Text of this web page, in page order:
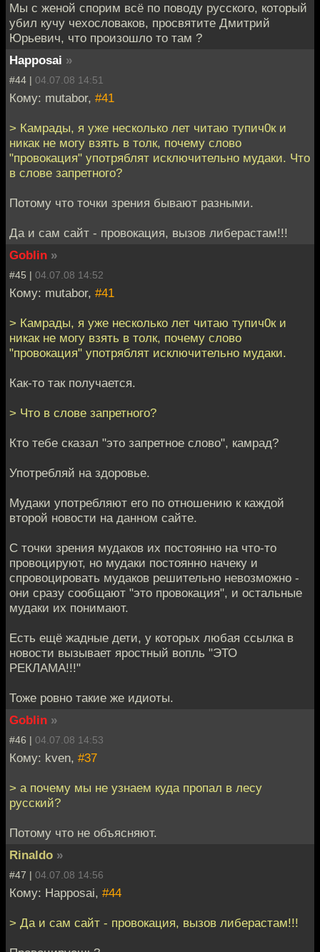
Мы с женой спорим всё по поводу русского, который
убил кучу чехословаков, просвятите Дмитрий
Юрьевич, что произошло то там ?
Happosai »
#44 | 04.07.08 14:51
Кому: mutabor, #41
> Камрады, я уже несколько лет читаю тупич0к и
никак не могу взять в толк, почему слово
"провокация" употряблят исключительно мудаки. Что
в слове запретного?
Потому что точки зрения бывают разными.
Да и сам сайт - провокация, вызов либерастам!!!
Goblin »
#45 | 04.07.08 14:52
Кому: mutabor, #41
> Камрады, я уже несколько лет читаю тупич0к и
никак не могу взять в толк, почему слово
"провокация" употряблят исключительно мудаки.
Как-то так получается.
> Что в слове запретного?
Кто тебе сказал "это запретное слово", камрад?
Употребляй на здоровье.
Мудаки употребляют его по отношению к каждой
второй новости на данном сайте.
С точки зрения мудаков их постоянно на что-то
провоцируют, но мудаки постоянно начеку и
спровоцировать мудаков решительно невозможно -
они сразу сообщают "это провокация", и остальные
мудаки их понимают.
Есть ещё жадные дети, у которых любая ссылка в
новости вызывает яростный вопль "ЭТО
РЕКЛАМА!!!"
Тоже ровно такие же идиоты.
Goblin »
#46 | 04.07.08 14:53
Кому: kven, #37
> а почему мы не узнаем куда пропал в лесу
русский?
Потому что не объясняют.
Rinaldo »
#47 | 04.07.08 14:56
Кому: Happosai, #44
> Да и сам сайт - провокация, вызов либерастам!!!